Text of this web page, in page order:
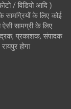
/ विडियो आदि )
सामग्रियों के लिए कोई
ऐसी सामग्री के लिए
मुद्रक, प्रकाशक, संपादक
होगा